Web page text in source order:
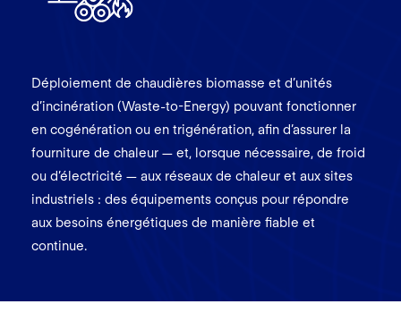
Déploiement de chaudières biomasse et d’unités
d’incinération (Waste-to-Energy) pouvant fonctionner
en cogénération ou en trigénération, afin d’assurer la
fourniture de chaleur — et, lorsque nécessaire, de froid
ou d’électricité — aux réseaux de chaleur et aux sites
industriels : des équipements conçus pour répondre
aux besoins énergétiques de manière fiable et
continue.